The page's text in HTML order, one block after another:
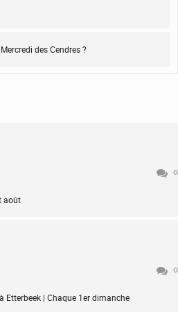
des Cendres ?
0
août
0
Etterbeek | Chaque 1er dimanche